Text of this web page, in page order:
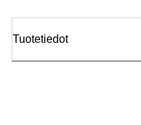
Tuotetiedot